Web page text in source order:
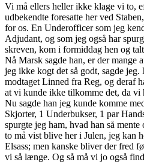
Vi må ellers heller ikke klage vi to,
udbekendte foresatte her ved
for os. En Underofficer som jeg
Adjudant, og som jeg også har
skreven, kom i formiddag hen og
Nå Marsk sagde han, er der mange
jeg ikke kogt det så godt, sagde
modtaget Linned fra Reg, og deraf
at vi kunde ikke tilkomme det, da vi
Nu sagde han jeg kunde komme
Skjorter, 1 Underbukser, 1 par
spurgte jeg ham, hvad han så
to må vist blive her i Julen, jeg kan
Elsass; men kanske bliver der fred
vi så længe. Og så må vi jo også